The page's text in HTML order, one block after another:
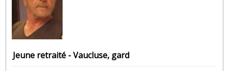
Jeune retraité - Vaucluse, gard